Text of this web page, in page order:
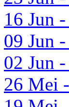
16 Jun
09 Jun
02 Jun
26 Mei